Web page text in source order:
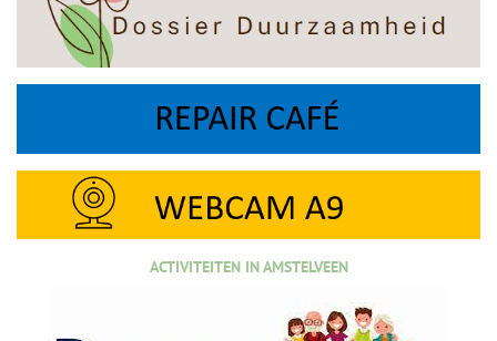
ACTIVITEITEN IN AMSTELVEEN